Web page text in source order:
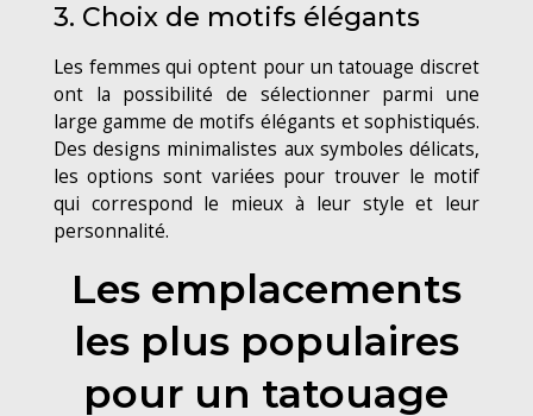
3. Choix de motifs élégants
Les femmes qui optent pour un tatouage discret
ont la possibilité de sélectionner parmi une
large gamme de motifs élégants et sophistiqués.
Des designs minimalistes aux symboles délicats,
les options sont variées pour trouver le motif
qui correspond le mieux à leur style et leur
personnalité.
Les emplacements
les plus populaires
pour un tatouage